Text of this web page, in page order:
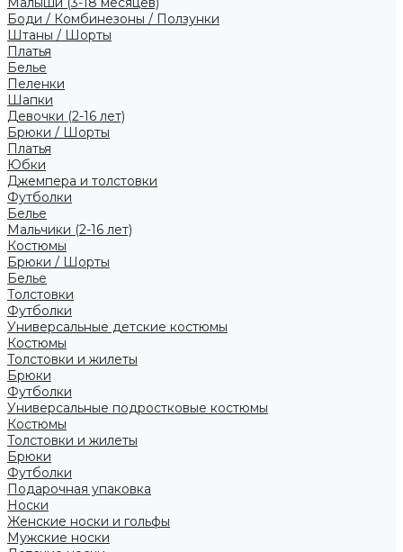
Боди / Комбинезоны / Ползунки
Штаны / Шорты
Платья
Белье
Пеленки
Шапки
Девочки (2-16 лет)
Брюки / Шорты
Платья
Юбки
Джемпера и толстовки
Футболки
Белье
Мальчики (2-16 лет)
Костюмы
Брюки / Шорты
Белье
Толстовки
Футболки
Универсальные детские костюмы
Костюмы
Толстовки и жилеты
Брюки
Футболки
Универсальные подростковые костюмы
Костюмы
Толстовки и жилеты
Брюки
Футболки
Подарочная упаковка
Носки
Женские носки и гольфы
Мужские носки